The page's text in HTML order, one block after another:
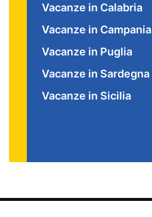
Vacanze in Calabria
Vacanze in Campania
Vacanze in Puglia
Vacanze in Sardegna
Vacanze in Sicilia